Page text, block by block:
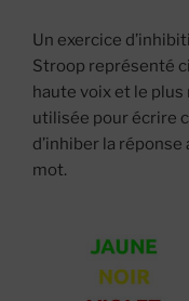
Un exercice
Stroop représenté
haute voix et le
utilisée pour écrire
d’inhiber la
mot.